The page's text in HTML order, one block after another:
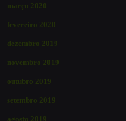
março 2020
fevereiro 2020
dezembro 2019
novembro 2019
outubro 2019
setembro 2019
agosto 2019